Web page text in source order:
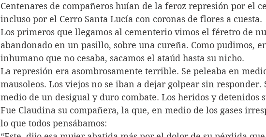
Centenares de compañeros huían de la feroz represión por el
incluso por el Cerro Santa Lucía con coronas de flores a cuesta.
Los primeros que llegamos al cementerio vimos el féretro de
abandonado en un pasillo, sobre una cureña. Como pudimos,
inhumano que no cesaba, sacamos el ataúd hasta su nicho.
La represión era asombrosamente terrible. Se peleaba en
mausoleos. Los viejos no se iban a dejar golpear sin responder.
medio de un desigual y duro combate. Los heridos y detenidos
Fue Claudina su compañera, la que, en medio de los gases
lo que todos pensábamos: